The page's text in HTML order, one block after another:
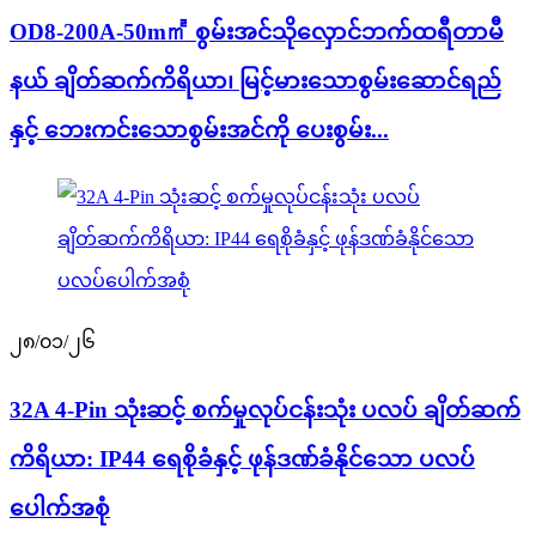
OD8-200A-50m㎡ စွမ်းအင်သိုလှောင်ဘက်ထရီတာမီ
နယ် ချိတ်ဆက်ကိရိယာ၊ မြင့်မားသောစွမ်းဆောင်ရည်
နှင့် ဘေးကင်းသောစွမ်းအင်ကို ပေးစွမ်း...
၂၈/၀၁/၂၆
32A 4-Pin သုံးဆင့် စက်မှုလုပ်ငန်းသုံး ပလပ် ချိတ်ဆက်
ကိရိယာ: IP44 ရေစိုခံနှင့် ဖုန်ဒဏ်ခံနိုင်သော ပလပ်
ပေါက်အစုံ